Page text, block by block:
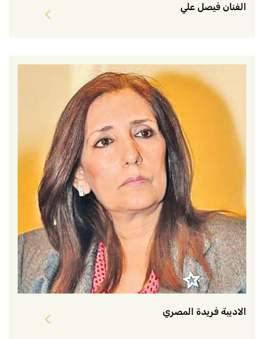
الفنان فيصل علي
الاديبة فريدة المصري